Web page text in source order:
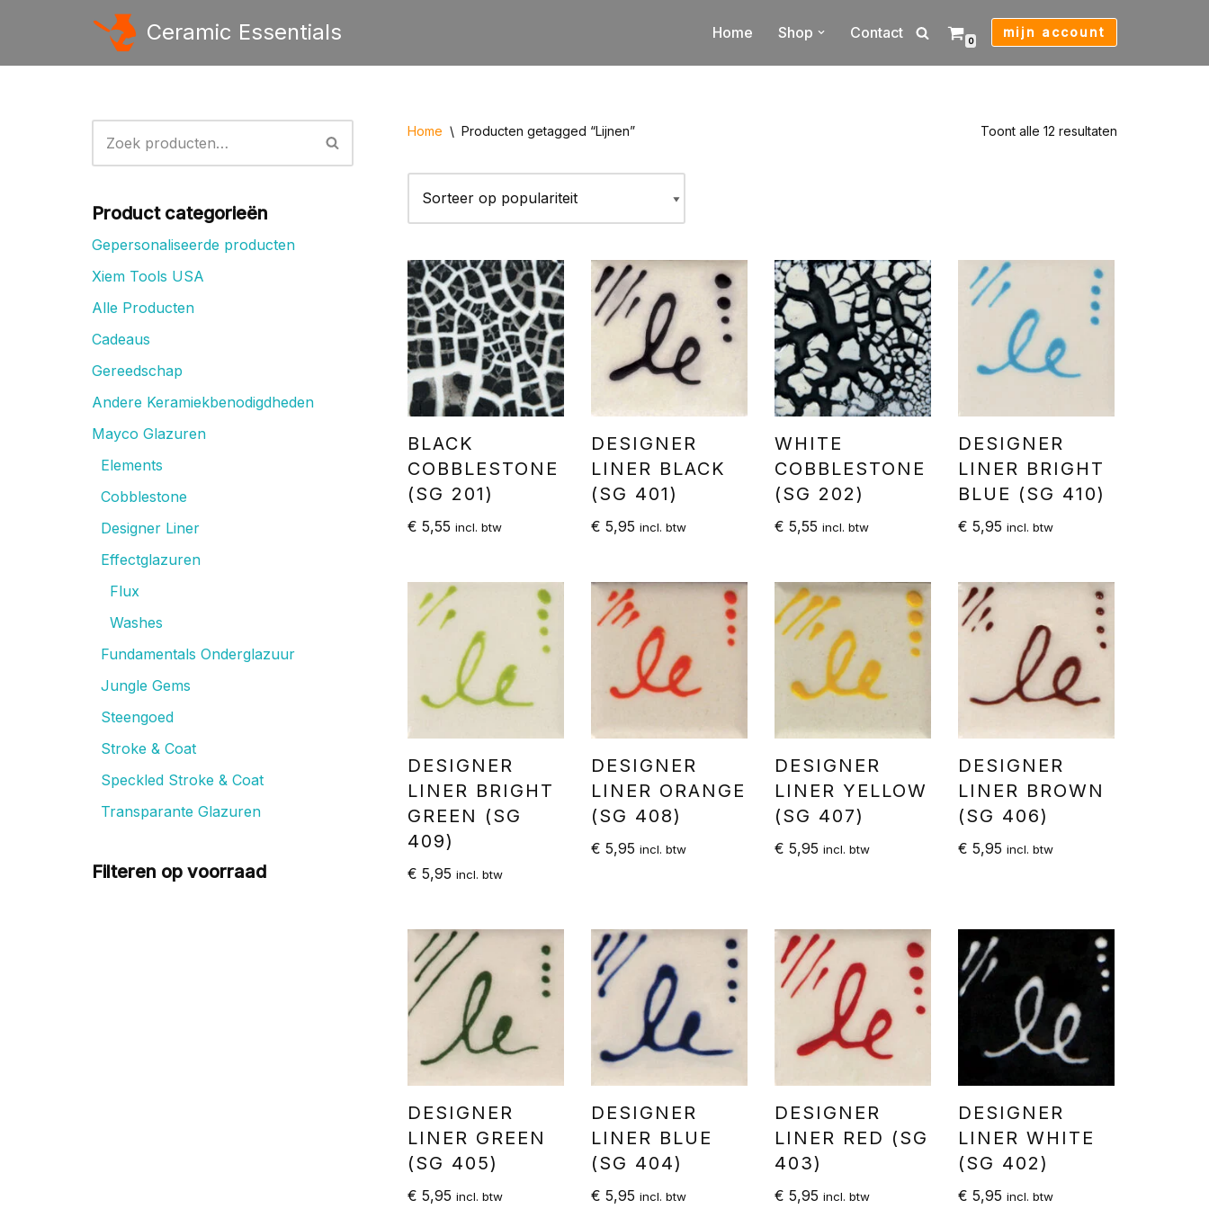
naar
Ceramic Essentials Home Shop Contact 0
mijn account
Product categorieën
Gepersonaliseerde producten
Xiem Tools USA
Alle Producten
Cadeaus
Gereedschap
Andere Keramiekbenodigdheden
Mayco Glazuren
Elements
Cobblestone
Designer Liner
Effectglazuren
Flux
Washes
Fundamentals Onderglazuur
Jungle Gems
Steengoed
Stroke & Coat
Speckled Stroke & Coat
Transparante Glazuren
Filteren op voorraad
Home \ Producten getagged “Lijnen” Toont alle 12 resultaten
BLACK
COBBLESTONE
(SG 201)
€ 5,55 incl. btw
DESIGNER
LINER BLACK
(SG 401)
€ 5,95 incl. btw
WHITE
COBBLESTONE
(SG 202)
€ 5,55 incl. btw
DESIGNER
LINER BRIGHT
BLUE (SG 410)
€ 5,95 incl. btw
DESIGNER
LINER BRIGHT
GREEN (SG
409)
€ 5,95 incl. btw
DESIGNER
LINER ORANGE
(SG 408)
€ 5,95 incl. btw
DESIGNER
LINER YELLOW
(SG 407)
€ 5,95 incl. btw
DESIGNER
LINER BROWN
(SG 406)
€ 5,95 incl. btw
DESIGNER
LINER GREEN
(SG 405)
€ 5,95 incl. btw
DESIGNER
LINER BLUE
(SG 404)
€ 5,95 incl. btw
DESIGNER
LINER RED (SG
403)
€ 5,95 incl. btw
DESIGNER
LINER WHITE
(SG 402)
€ 5,95 incl. btw